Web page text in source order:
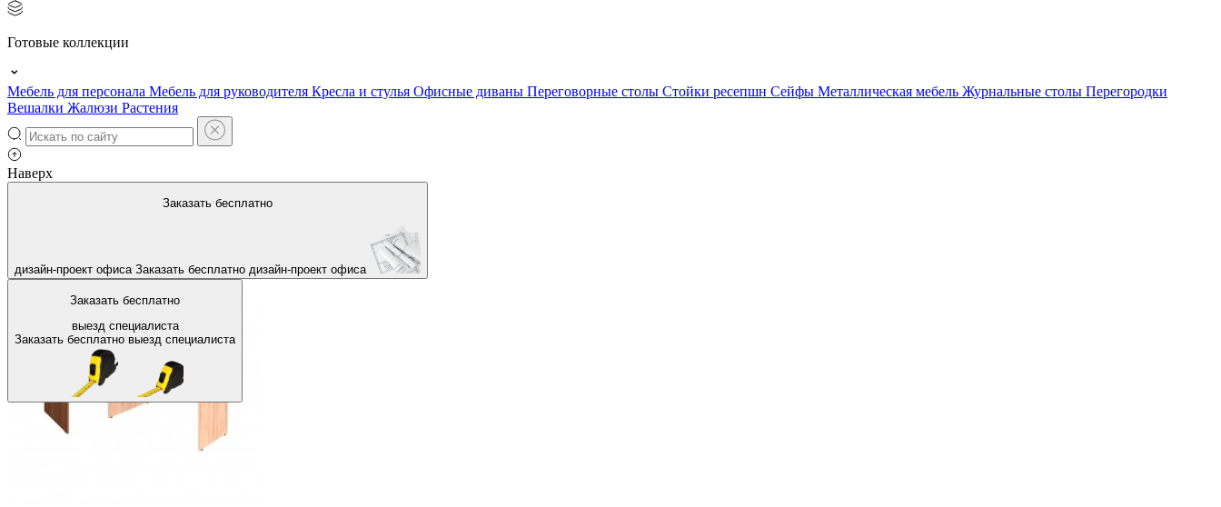
Готовые коллекции
Мебель для персонала Мебель для руководителя Кресла и стулья Офисные диваны Переговорные столы Стойки ресепшн Сейфы Металлическая мебель Журнальные столы Перегородки
Вешалки Жалюзи Растения
Наверх
Заказать бесплатно
дизайн-проект офиса Заказать бесплатно дизайн-проект офиса
Заказать бесплатно
выезд специалиста
Заказать бесплатно выезд специалиста
На главную